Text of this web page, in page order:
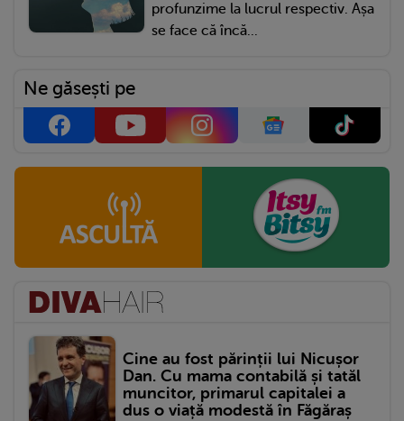
profunzime la lucrul respectiv. Așa
se face că încă...
Ne găsești pe
Cine au fost părinții lui Nicușor
Dan. Cu mama contabilă și tatăl
muncitor, primarul capitalei a
dus o viață modestă în Făgăraș